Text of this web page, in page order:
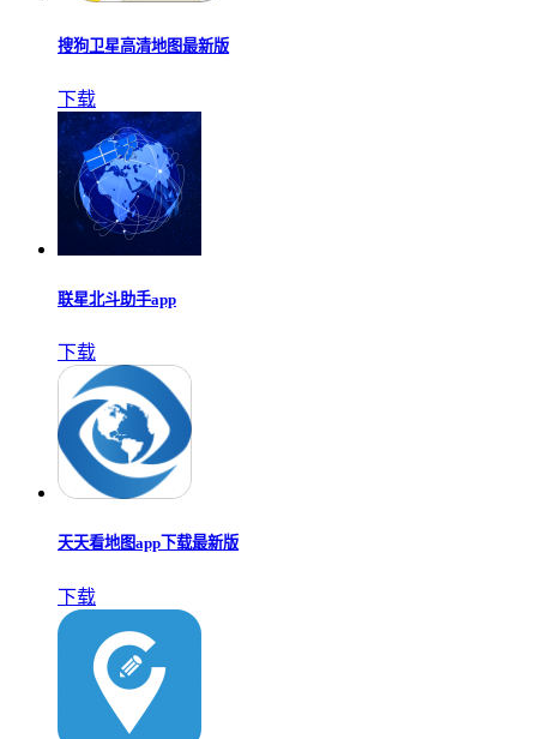
搜狗卫星高清地图最新版
下载
联星北斗助手app
下载
天天看地图app下载最新版
下载